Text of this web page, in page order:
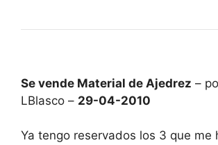
Se vende Material de Ajedrez –
LBlasco – 29-04-2010
Ya tengo reservados los 3 que me